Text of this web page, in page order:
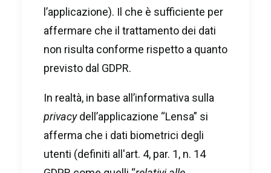
l’applicazione). Il che è sufficiente per
affermare che il trattamento dei dati
non risulta conforme rispetto a quanto
previsto dal GDPR.
In realtà, in base all’informativa sulla
privacydell’applicazione “Lensa” si
afferma che i dati biometrici degli
utenti (definiti all'art. 4, par. 1, n. 14